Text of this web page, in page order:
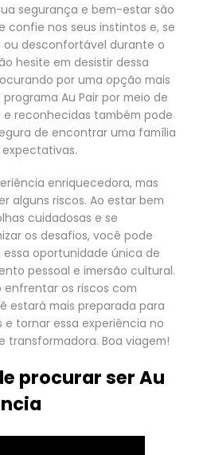
segurança e bem-estar são
confie nos seus instintos e, se
ou desconfortável durante o
hesite em desistir dessa
por uma opção mais
Au Pair por meio de
e reconhecidas também pode
de encontrar uma família
enriquecedora, mas
alguns riscos. Ao estar bem
cuidadosas e se
os desafios, você pode
oportunidade única de
pessoal e imersão cultural.
enfrentar os riscos com
estará mais preparada para
e tornar essa experiência no
transformadora. Boa viagem!
procurar ser Au